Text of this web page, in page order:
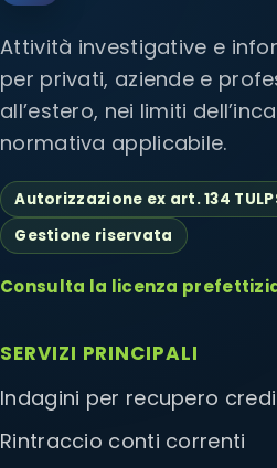
Attività investigative e
per privati, aziende e
all’estero, nei limiti
normativa applicabile.
Autorizzazione ex art. 134
Gestione riservata
Consulta la licenza
SERVIZI PRINCIPALI
Indagini per recupero
Rintraccio conti correnti